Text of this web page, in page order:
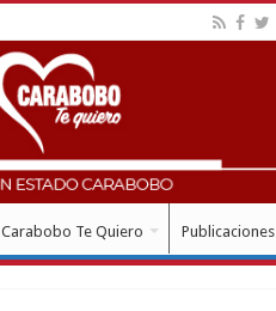
Carabobo Te Quiero Publicaciones